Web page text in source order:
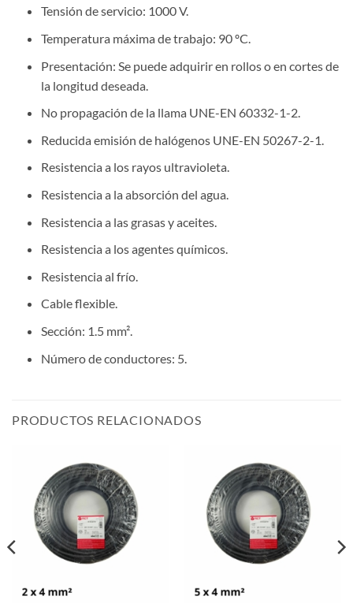
Tensión de servicio: 1000 V.
Temperatura máxima de trabajo: 90 ºC.
Presentación: Se puede adquirir en rollos o en cortes de
la longitud deseada.
No propagación de la llama UNE-EN 60332-1-2.
Reducida emisión de halógenos UNE-EN 50267-2-1.
Resistencia a los rayos ultravioleta.
Resistencia a la absorción del agua.
Resistencia a las grasas y aceites.
Resistencia a los agentes químicos.
Resistencia al frío.
Cable flexible.
Sección: 1.5 mm².
Número de conductores: 5.
PRODUCTOS RELACIONADOS